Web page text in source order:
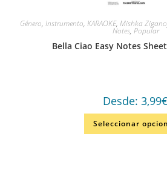
Género, Instrumento, KARAOKE, Mishka
Notes, Popular
Bella Ciao Easy Notes
Desde: 3,99€
Seleccionar